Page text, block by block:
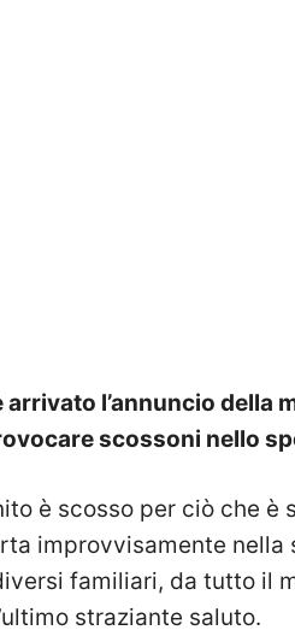
arrivato l’annuncio della
scossoni nello
è scosso per ciò che
improvvisamente nella
familiari, da tutto il
straziante saluto.